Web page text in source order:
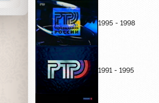
НОВОГОДНЕЕ ОФОРМЛЕНИЕ
00:08
1995 - 1998
1991 - 1995